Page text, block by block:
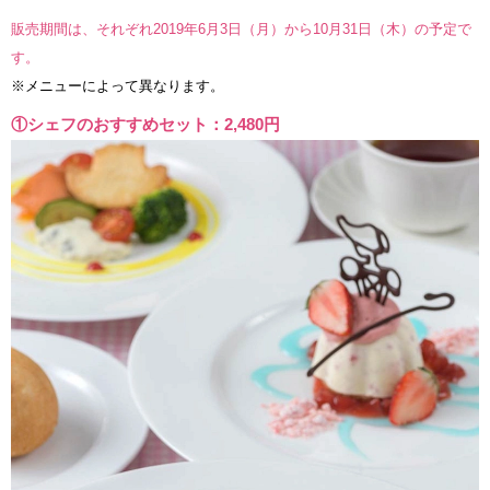
販売期間は、それぞれ2019年6月3日（月）から10月31日（木）の予定で
す。
※メニューによって異なります。
①シェフのおすすめセット：2,480円